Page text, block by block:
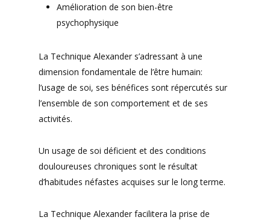
Amélioration de son bien-être
psychophysique
La Technique Alexander s’adressant à une
dimension fondamentale de l’être humain:
l’usage de soi, ses bénéfices sont répercutés sur
l’ensemble de son comportement et de ses
activités.
Un usage de soi déficient et des conditions
douloureuses chroniques sont le résultat
d’habitudes néfastes acquises sur le long terme.
La Technique Alexander facilitera la prise de